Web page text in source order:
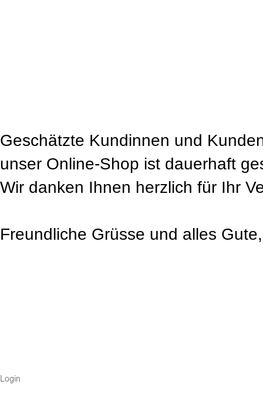
Geschätzte Kundinnen und
unser Online-Shop ist dauerhaft
Wir danken Ihnen herzlich für Ihr
Freundliche Grüsse und alles
Login